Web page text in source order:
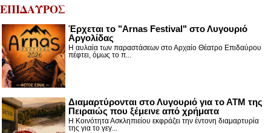
ΕΠΙΔΑΥΡΟΣ
Έρχεται το "Arnas Festival" στο Λυγουριό
Αργολίδας
Η αυλαία των παραστάσεων στο Αρχαίο Θέατρο Επιδαύρου
πέφτει, όμως το π...
Διαμαρτύρονται στο Λυγουριό για το ΑΤΜ της
Πειραιώς που ξέμεινε από χρήματα
Η Κοινότητα Ασκληπιείου εκφράζει την έντονη διαμαρτυρία
της για το γεγ...